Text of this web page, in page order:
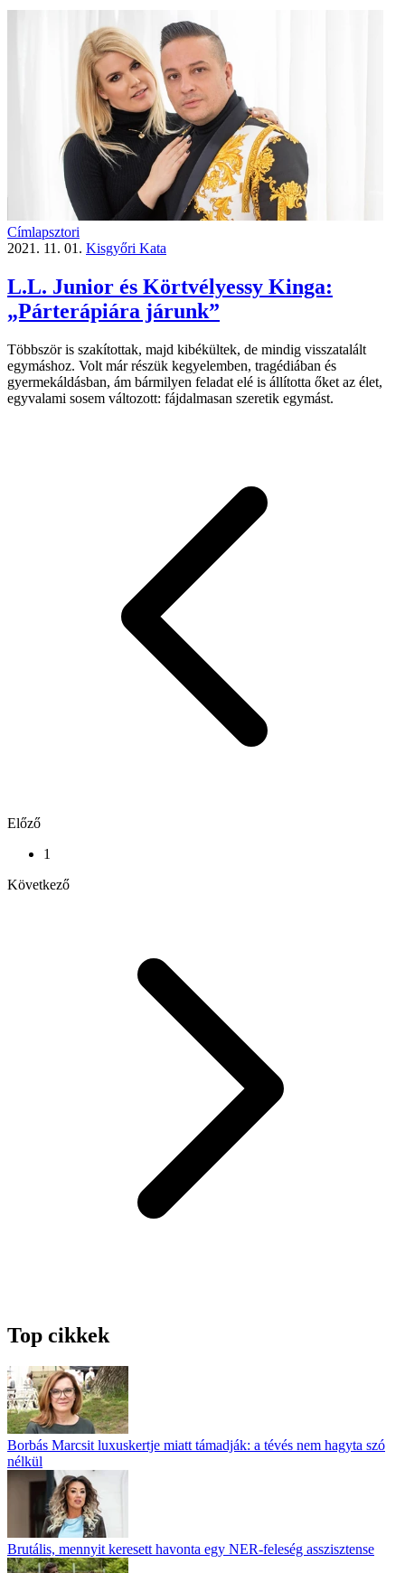
Címlapsztori
2021. 11. 01. Kisgyőri Kata
L.L. Junior és Körtvélyessy Kinga:
„Párterápiára járunk”
Többször is szakítottak, majd kibékültek, de mindig visszatalált
egymáshoz. Volt már részük kegyelemben, tragédiában és
gyermekáldásban, ám bármilyen feladat elé is állította őket az élet,
egyvalami sosem változott: fájdalmasan szeretik egymást.
Előző
1
Következő
Top cikkek
Borbás Marcsit luxuskertje miatt támadják: a tévés nem hagyta szó
nélkül
Brutális, mennyit keresett havonta egy NER-feleség asszisztense